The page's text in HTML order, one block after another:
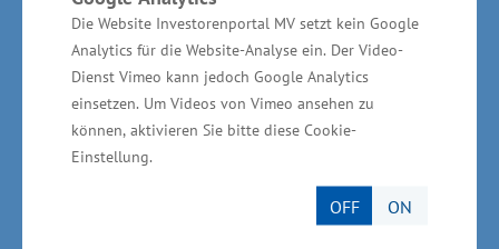
Die Website Investorenportal MV setzt kein Google
Analytics für die Website-Analyse ein. Der Video-
Dienst Vimeo kann jedoch Google Analytics
einsetzen. Um Videos von Vimeo ansehen zu
können, aktivieren Sie bitte diese Cookie-
Einstellung.
OFF ON
Tinh lernen derzeit 150 interessierte
Vietnamesinnen und Vietnamesen. „Ziel ist es
u.a. auch künftig eine leistungsfähige,
zahlenmäßig ausreichende und wirtschaftliche
pflegerische Versorgungsstruktur in
Mecklenburg-Vorpommern vorzuhalten und
bedarfsgerecht weiterzuentwickeln, die sich am